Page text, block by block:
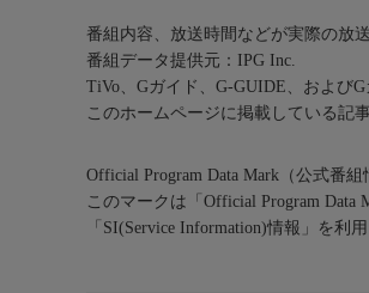
番組内容、放送時間などが実際の放
番組データ提供元：IPG Inc.
TiVo、Gガイド、G-GUIDE、および
このホームページに掲載している記
Official Program Data Mark（公式番組
このマークは「Official Program
「SI(Service Information)情報」を利